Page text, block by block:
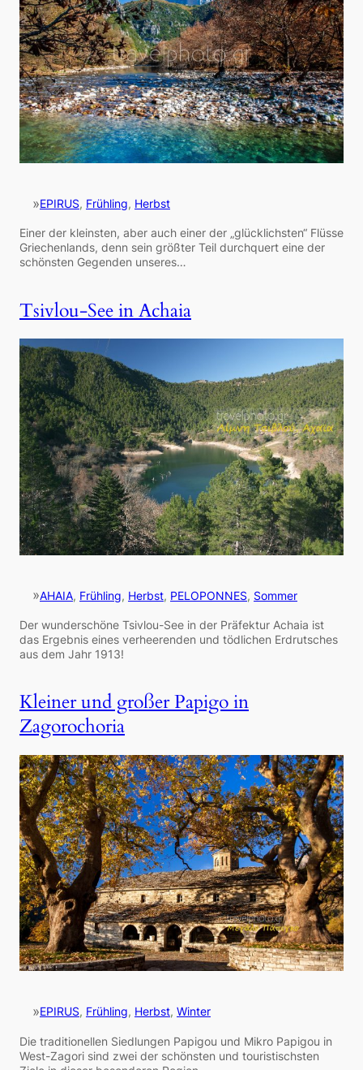
»EPIRUS, Frühling, Herbst
Einer der kleinsten, aber auch einer der „glücklichsten“ Flüsse
Griechenlands, denn sein größter Teil durchquert eine der
schönsten Gegenden unseres…
Tsivlou-See in Achaia
»AHAIA, Frühling, Herbst, PELOPONNES, Sommer
Der wunderschöne Tsivlou-See in der Präfektur Achaia ist
das Ergebnis eines verheerenden und tödlichen Erdrutsches
aus dem Jahr 1913!
Kleiner und großer Papigo in
Zagorochoria
»EPIRUS, Frühling, Herbst, Winter
Die traditionellen Siedlungen Papigou und Mikro Papigou in
West-Zagori sind zwei der schönsten und touristischsten